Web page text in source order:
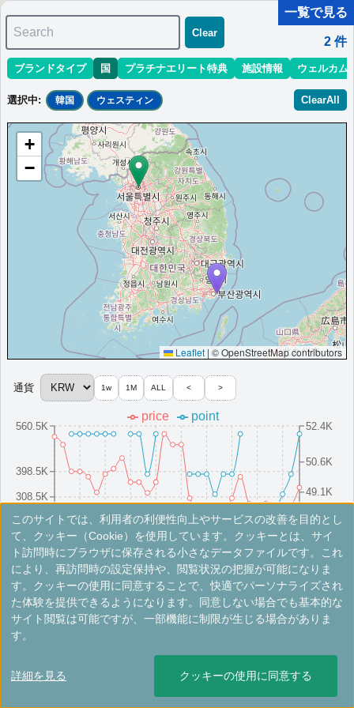
マリオット最新情報ホテル情報(アジア)ホテル特典攻略
1 - 2 件 / 全 2 件
並び替え: 最低価格目安 開業時期 エリア
ウェスティンジョソン釜山
釜山にある5つ星ホテルです。豪華な客室、ウェルネスアメニテ
ィ、レストラン、プール、ジム、イベント会場を備えておりま
開業:1978年（リブラ
ンド:2021年）
最低価格目安:
￥209,000 KRW
ト:toronto-
tokyo.com
Marriott Bonvoyで価格をみる
プラチナエリート特典：ウェルカムギフト朝食選択可,ラウンジアクセス有,客
室アップグレード有（スイート含む）
その他情報：ヘブンリースパ
More...
ウェスティンジョソンソウル
明洞近くに位置するソウルのホテルです。豪華な客室と一流のサ
ービスで贅沢なご滞在をお楽しみいただけます。
韓国ソウル
開業:1914年（リブラン
ド:2020年）
最低価格目安:
￥288,000 KRW
情報サイ
ト:fishand.tips
Marriott Bonvoyで価格をみる
プラチナエリート特典：ウェルカムギフト朝食選択可,ラウンジアクセス有,客
室アップグレード有（スイート含む）
More...
一覧で見る
Search
Clear
2 件
ブランドタイプ 国 プラチナエリート特典 施設情報 ウェルカム
選択中: 韓国 ウェスティン ClearAll
+
−
Leaflet | © OpenStreetMap contributors
8/1(Fri)8/4(Mon)8/7(Thu)8/10(Sun)8/13(Wed)8/16(Sat)8/19(Tue)8/22(Fri)8/25(Mon)8/28(Thu)
218.5K
308.5K
398.5K
560.5K
47.6K
49.1K
50.6K
52.4K
price point
※手数料別。レートは目安ですので最新の情報は公式サイトでご確認ください。
通貨 1w 1M ALL < >
ウェスティンジョソン釜山
釜山にある5つ星ホテルです。豪華な客室、ウェルネスアメニティ、
レストラン、プール、ジム、イベント会場を備えております。
韓国釜山
開業:1978年（リブランド:2021年）
このサイトでは、利用者の利便性向上やサービスの改善を目的とし
て、クッキー（Cookie）を使用しています。クッキーとは、サイ
ト訪問時にブラウザに保存される小さなデータファイルです。これ
により、再訪問時の設定保持や、閲覧状況の把握が可能になりま
す。クッキーの使用に同意することで、快適でパーソナライズされ
た体験を提供できるようになります。同意しない場合でも基本的な
サイト閲覧は可能ですが、一部機能に制限が生じる場合がありま
す。
詳細を見る クッキーの使用に同意する